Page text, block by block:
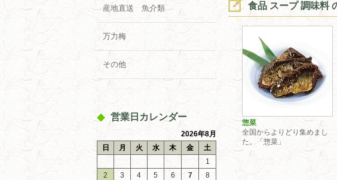
産地直送 魚介類
万力梅
その他
営業日カレンダー
2026年8月
日
月 火 水 木 金
土
1
2
3 4 5 6 7
8
食品 スープ 調味料
惣菜
全国からよりどり集めまし
た。「惣菜」